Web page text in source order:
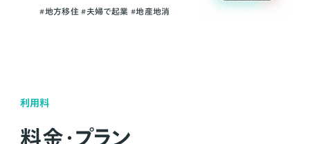
#地方移住 #夫婦で起業 #地産地消
利用料